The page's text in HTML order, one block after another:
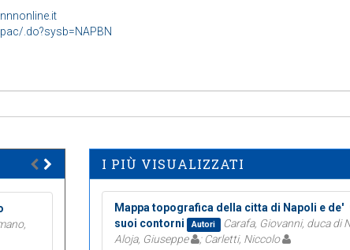
.do?sysb=NAPBN
I PIÙ VISUALIZZATI
Mappa topografica della citta di Napoli e de'
suoi contorni
Autori Carafa, Giovanni, duca di
Aloja, Giuseppe
; Carletti, Niccolo